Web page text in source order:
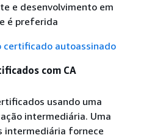
e desenvolvimento em
é preferida
certificado autoassinado
com CA
usando uma
intermediária. Uma
intermediária fornece